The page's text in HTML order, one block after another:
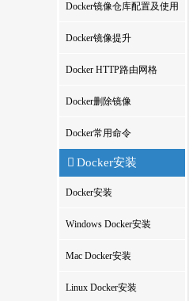
Docker镜像仓库配置及使用
Docker镜像提升
Docker HTTP路由网格
Docker删除镜像
Docker常用命令
Docker安装
Docker安装
Windows Docker安装
Mac Docker安装
Linux Docker安装